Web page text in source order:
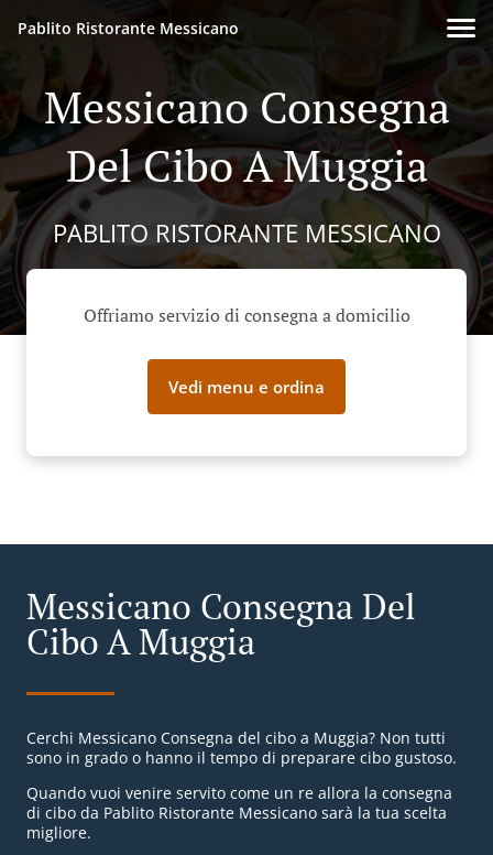
Pablito Ristorante Messicano
Messicano Consegna
Del Cibo A Muggia
PABLITO RISTORANTE MESSICANO
Offriamo servizio di consegna a domicilio
Vedi menu e ordina
Messicano Consegna Del
Cibo A Muggia
Cerchi Messicano Consegna del cibo a Muggia? Non tutti
sono in grado o hanno il tempo di preparare cibo gustoso.
Quando vuoi venire servito come un re allora la consegna
di cibo da Pablito Ristorante Messicano sarà la tua scelta
migliore.